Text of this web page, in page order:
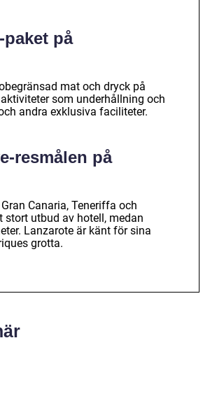
på
mat och dryck på
som underhållning och
andra exklusiva faciliteter.
resmålen på
Canaria, Teneriffa och
stort utbud av hotell, medan
Lanzarote är känt för sina
grotta.